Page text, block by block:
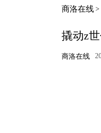
商洛在线 >
撬动z
商洛在线